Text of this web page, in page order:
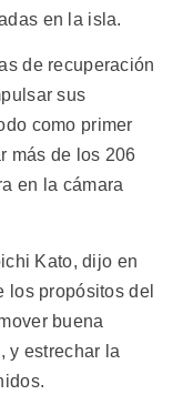
en la isla.
de recuperación
sus
como primer
más de los 206
en la cámara
Kato, dijo en
los propósitos del
buena
y estrechar la